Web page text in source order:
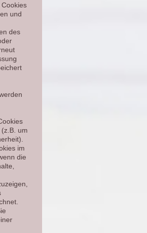
und
des
um
im
die